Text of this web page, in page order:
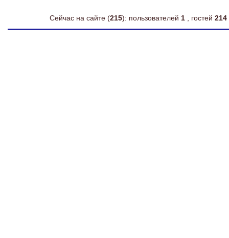
Сейчас на сайте (215): пользователей 1 , гостей 214